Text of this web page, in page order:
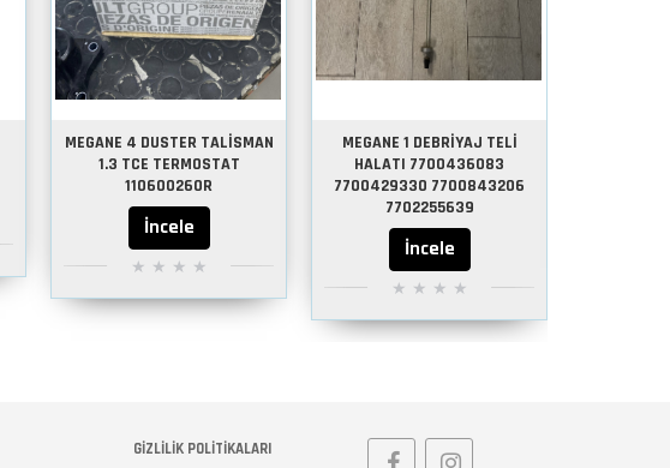
MEGANE 4 DUSTER TALİSMAN
1.3 TCE TERMOSTAT
110600260R
İncele
MEGANE 1 DEBRİYAJ TELİ
HALATI 7700436083
7700429330 7700843206
7702255639
İncele
GIZLILIK POLITIKALARI